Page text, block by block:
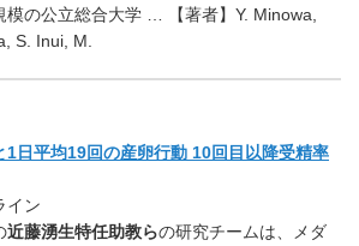
模の公立総合大学 … 【著者】Y. Minowa,
S. Inui, M.
1日平均19回の産卵行動 10回目以降受精率
イン
近藤湧生特任助教らの研究チームは、メダ